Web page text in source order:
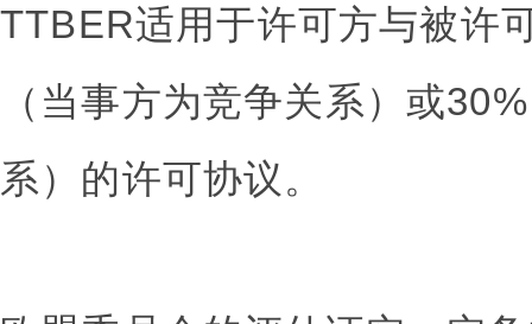
TTBER适用于许可方与被许
（当事方为竞争关系）或
系）的许可协议。